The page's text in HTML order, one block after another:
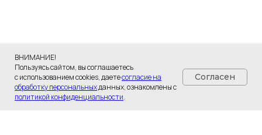
ВНИМАНИЕ!
Пользуясь сайтом, вы соглашаетесь
с использованием cookies, даетесогласие на
обработку персональныхданных, ознакомлены с
политикой конфиденциальности.
Согласен